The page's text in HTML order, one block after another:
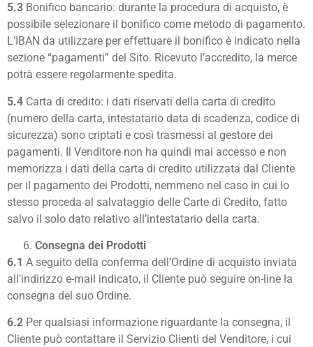
5.3 Bonifico bancario: durante la procedura di acquisto, è
possibile selezionare il bonifico come metodo di pagamento.
L’IBAN da utilizzare per effettuare il bonifico è indicato nella
sezione “pagamenti” del Sito. Ricevuto l’accredito, la merce
potrà essere regolarmente spedita.
5.4 Carta di credito: i dati riservati della carta di credito
(numero della carta, intestatario data di scadenza, codice di
sicurezza) sono criptati e così trasmessi al gestore dei
pagamenti. Il Venditore non ha quindi mai accesso e non
memorizza i dati della carta di credito utilizzata dal Cliente
per il pagamento dei Prodotti, nemmeno nel caso in cui lo
stesso proceda al salvataggio delle Carte di Credito, fatto
salvo il solo dato relativo all’intestatario della carta.
Consegna dei Prodotti
6.1 A seguito della conferma dell’Ordine di acquisto inviata
all’indirizzo e-mail indicato, il Cliente può seguire on-line la
consegna del suo Ordine.
6.2 Per qualsiasi informazione riguardante la consegna, il
Cliente può contattare il Servizio Clienti del Venditore, i cui